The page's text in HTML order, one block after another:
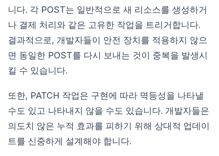
니다. 각 POST는 일반적으로 새 리소스를 생성하거
나 결제 처리와 같은 고유한 작업을 트리거합니다.
결과적으로, 개발자들이 안전 장치를 적용하지 않으
면 동일한 POST를 다시 보내는 것이 중복을 발생시
킬 수 있습니다.
또한, PATCH 작업은 구현에 따라 멱등성을 나타낼
수도 있고 나타내지 않을 수도 있습니다. 개발자들은
의도치 않은 누적 효과를 피하기 위해 상대적 업데이
트를 신중하게 설계해야 합니다.